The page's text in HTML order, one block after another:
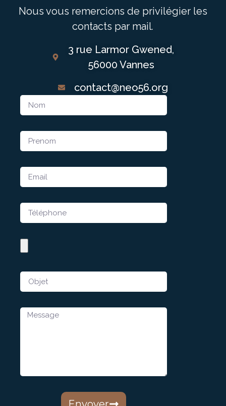
Nous vous remercions de privilégier les
contacts par mail.
3 rue Larmor Gwened,
56000 Vannes
contact@neo56.org